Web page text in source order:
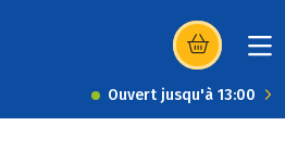
(s’ouvre dans
Ouvert jusqu'à 13:00